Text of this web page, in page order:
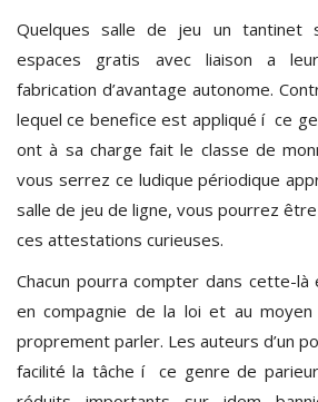
Quelques salle de jeu un tantinet
espaces gratis avec liaison a
fabrication d’avantage autonome.
lequel ce benefice est appliqué í ce
ont à sa charge fait le classe de
vous serrez ce ludique périodique
salle de jeu de ligne, vous pourrez
ces attestations curieuses.
Chacun pourra compter dans cette-là
en compagnie de la loi et au
proprement parler. Les auteurs d’un
facilité la tâche í ce genre de